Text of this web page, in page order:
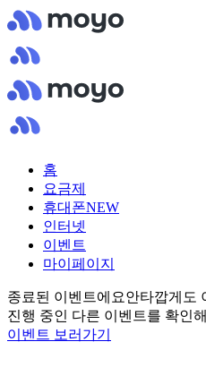
홈
요금제
휴대폰NEW
인터넷
이벤트
마이페이지
종료된 이벤트에요안타깝게도
진행 중인 다른 이벤트를 확인
이벤트 보러가기